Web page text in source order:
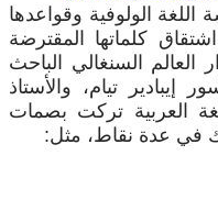
اللغة الولوفية وقواعدها
كلماتها المقترضة
العالم السنغالي الباحث
تيام، والأستاذ
العربية تركت بصمات
في عدة نقاط، مثل: